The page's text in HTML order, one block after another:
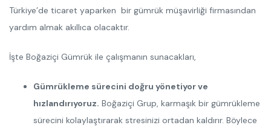
Türkiye’de ticaret yaparken bir gümrük müşavirliği firmasından
yardım almak akıllıca olacaktır.
İşte Boğaziçi Gümrük ile çalışmanın sunacakları,
Gümrükleme sürecini doğru yönetiyor ve
hızlandırıyoruz. Boğaziçi Grup, karmaşık bir gümrükleme
sürecini kolaylaştırarak stresinizi ortadan kaldırır. Böylece